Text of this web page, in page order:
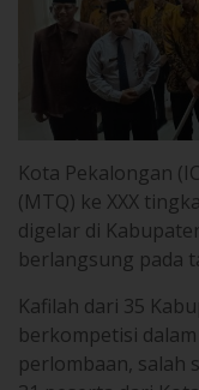
Kota Pekalongan
digelar di
berlangsung pada
Kafilah dari 35
perlombaan, salah
31 peserta dari
perhelatan ini.